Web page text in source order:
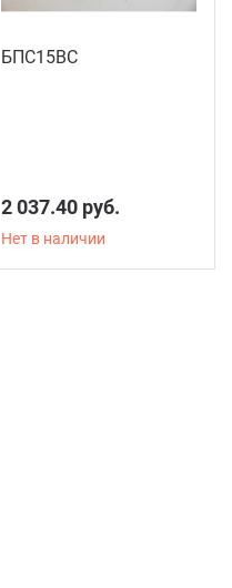
БПС15ВС
2 037.40 руб.
Нет в наличии